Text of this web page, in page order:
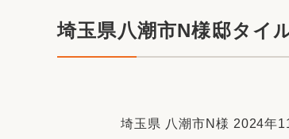
埼玉県八潮市N様邸タイ
埼玉県 八潮市N様 2024年